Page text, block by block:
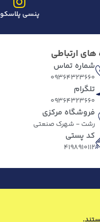
پنسی پلاسکو
های ارتباطی
شماره تماس
09364323660
تلگرام
09364323660
فروشگاه مرکزی
رشت - شهرک صنعتی
کد پستی
4198910112